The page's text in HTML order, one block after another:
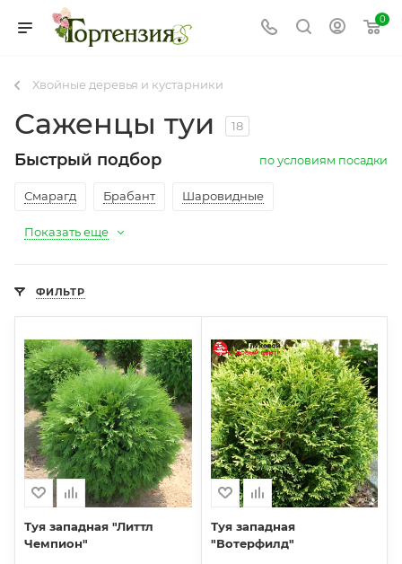
0
Хвойные деревья и кустарники
Саженцы туи 18
Быстрый подбор по условиям посадки
Смарагд Брабант Шаровидные
Показать еще
ФИЛЬТР
Туя западная "Литтл
Чемпион"
Туя западная
"Вотерфилд"